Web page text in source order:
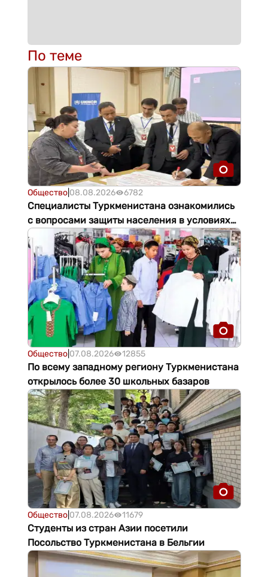
По теме
Общество| 08.08.2026 6782
Специалисты Туркменистана ознакомились
с вопросами защиты населения в условиях
ЧС
Общество| 07.08.2026 12855
По всему западному региону Туркменистана
открылось более 30 школьных базаров
Общество| 07.08.2026 11679
Студенты из стран Азии посетили
Посольство Туркменистана в Бельгии